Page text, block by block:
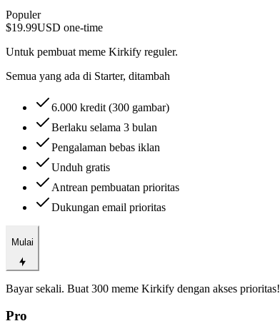
Populer
$19.99USD one-time
Untuk pembuat meme Kirkify reguler.
Semua yang ada di Starter, ditambah
6.000 kredit (300 gambar)
Berlaku selama 3 bulan
Pengalaman bebas iklan
Unduh gratis
Antrean pembuatan prioritas
Dukungan email prioritas
Mulai
Bayar sekali. Buat 300 meme Kirkify dengan akses prioritas!
Pro